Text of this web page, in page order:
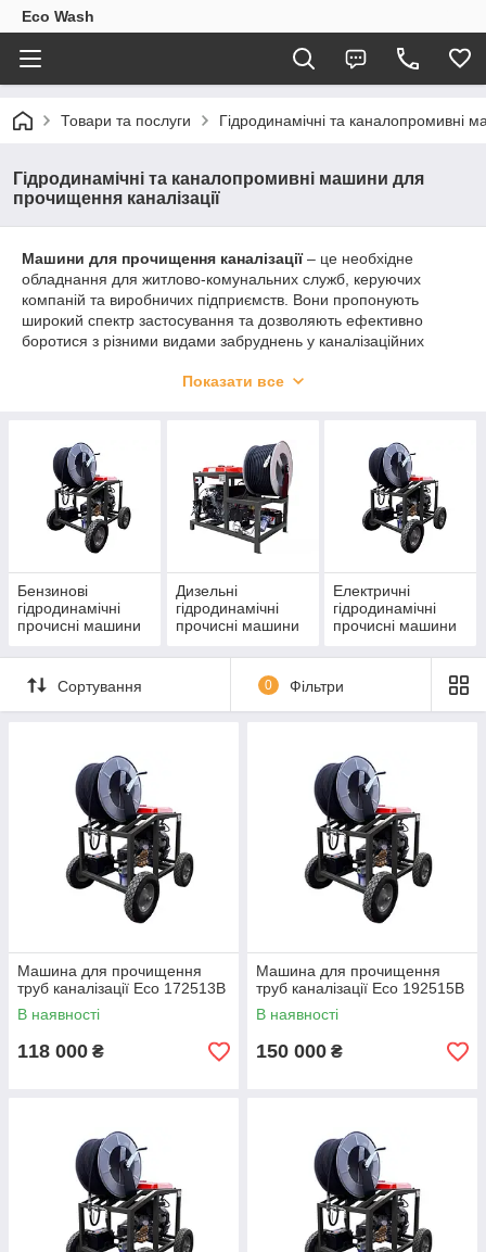
Eco Wash
Товари та послуги Гідродинамічні та каналопромивні
Гідродинамічні та каналопромивні машини для
прочищення каналізації
Машини для прочищення каналізації– це необхідне
обладнання для житлово-комунальних служб, керуючих
компаній та виробничих підприємств. Вони пропонують
широкий спектр застосування та дозволяють ефективно
боротися з різними видами забруднень у каналізаційних
завдань та забезпечте безперебійне функціонування
Показати все
Бензинові
гідродинамічні
прочисні машини
Дизельні
гідродинамічні
прочисні машини
Електричні
гідродинамічні
прочисні машини
Сортування 0 Фільтри
Машина для прочищення
труб каналізації Eco 172513B
В наявності
118 000 ₴
Машина для прочищення
труб каналізації Eco 192515B
В наявності
150 000 ₴